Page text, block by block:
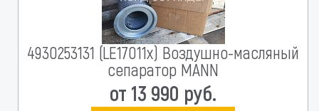
4930253131 (LE17011x) Воздушно-масляный
сепаратор MANN
от 13 990 руб.